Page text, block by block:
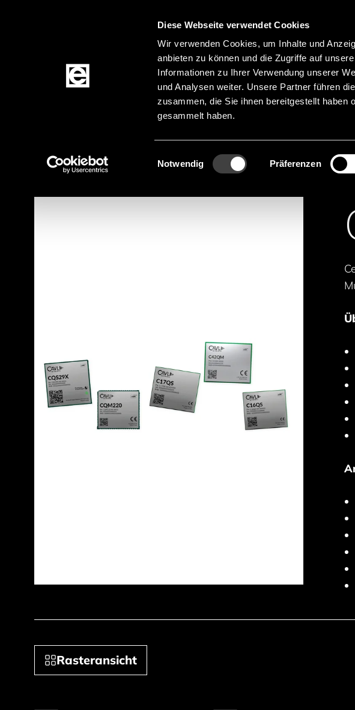
Diese Webseite verwendet Cookies
Wir verwenden Cookies, um Inhalte und
anbieten zu können und die Zugriffe auf
Informationen zu Ihrer Verwendung unserer
und Analysen weiter. Unsere Partner führen
zusammen, die Sie ihnen bereitgestellt haben
gesammelt haben.
Einwilligungsauswahl
Notwendig Präferenzen
Produkte
Produktkategorien Funkmodule & GPS GNSS
Rasteransicht